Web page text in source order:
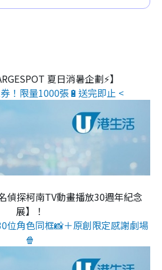
夏日消暑企劃⚡】
！限量1000張🔋送完即止 <
偵探柯南TV動畫播放30週年紀念
展】！
位角色同框📸＋原創限定感謝劇場
🍿